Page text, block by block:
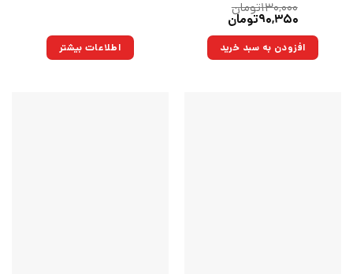
۱۳۰,۰۰۰تومان
قیمت
۱۳۰,۰۰۰تومان
بود.
۹۰,۳۵۰تومان
۹۰,۳۵۰تومان.افزودن به سبد خرید اطلاعات بیشتر